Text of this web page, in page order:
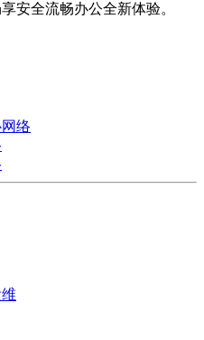
安全流畅办公全新体验。
络